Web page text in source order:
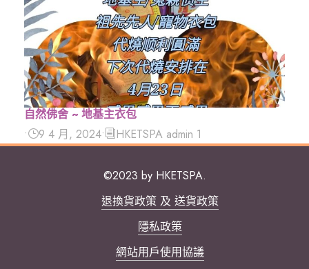
自然佛舍 ~ 地基主衣包
•
9 4 月, 2024• HKETSPA admin 1
©2023 by HKETSPA.
退換貨政策 及 送貨政策
隱私政策
網站用戶使用協議